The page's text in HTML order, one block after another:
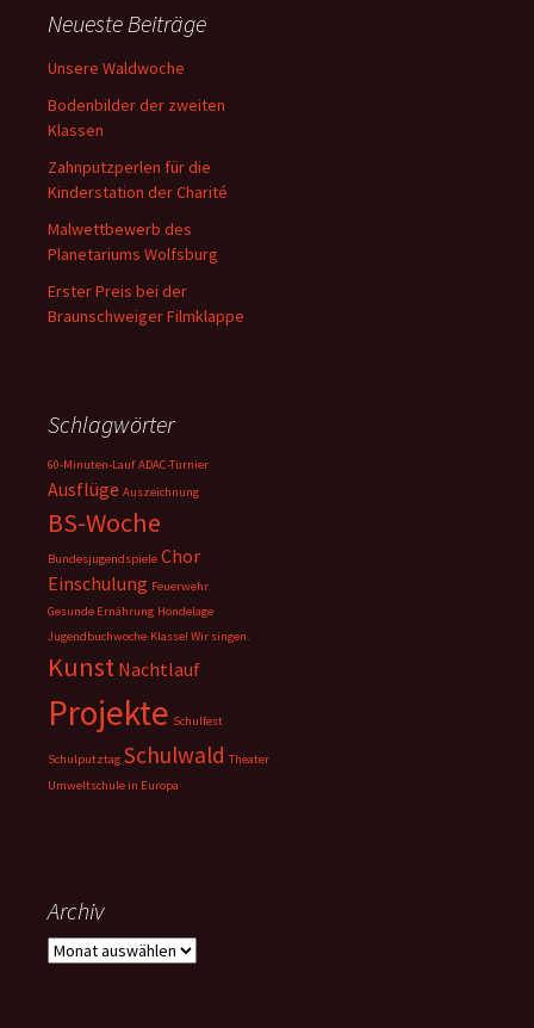
Neueste Beiträge
Unsere Waldwoche
Bodenbilder der zweiten
Klassen
Zahnputzperlen für die
Kinderstation der Charité
Malwettbewerb des
Planetariums Wolfsburg
Erster Preis bei der
Braunschweiger Filmklappe
Schlagwörter
60-Minuten-Lauf ADAC-Turnier
Ausflüge Auszeichnung
BS-Woche
Bundesjugendspiele Chor
Einschulung Feuerwehr
Gesunde Ernährung Hondelage
Jugendbuchwoche Klasse! Wir singen.
Kunst Nachtlauf
Projekte Schulfest
Schulputztag Schulwald Theater
Umweltschule in Europa
Archiv
Archiv